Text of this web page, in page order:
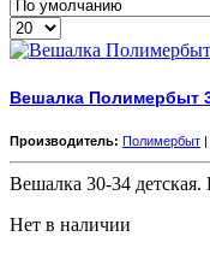
Вешалка Полимербыт
Производитель: Полимербыт
Вешалка 30-34
Нет в наличии